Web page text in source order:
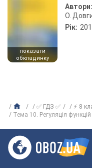
показати
обкладинку
Автори:
О.
Рік:
✅ ГДЗ ✅ ⚡ 8
Тема 10. Регуляція